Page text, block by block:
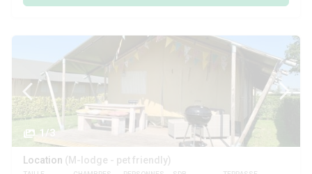
1/3
Location (M-lodge - pet friendly)